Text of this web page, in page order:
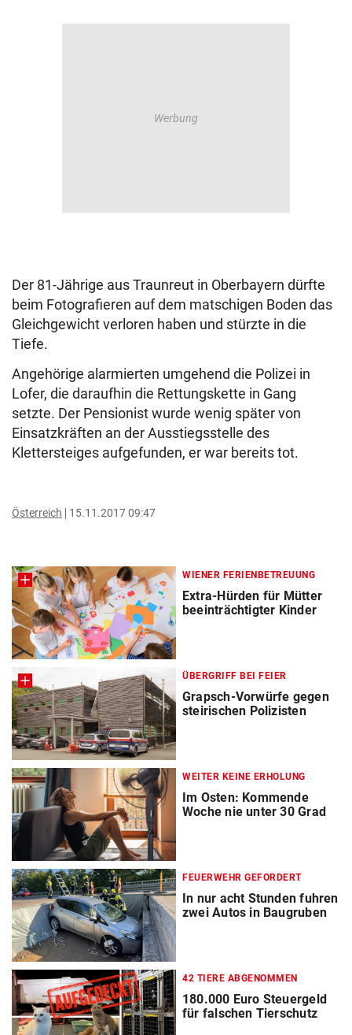
Der 81-Jährige aus Traunreut in Oberbayern dürfte
beim Fotografieren auf dem matschigen Boden das
Gleichgewicht verloren haben und stürzte in die
Tiefe.
Angehörige alarmierten umgehend die Polizei in
Lofer, die daraufhin die Rettungskette in Gang
setzte. Der Pensionist wurde wenig später von
Einsatzkräften an der Ausstiegsstelle des
Klettersteiges aufgefunden, er war bereits tot.
Österreich 15.11.2017 09:47
WIENER FERIENBETREUUNG
Extra-Hürden für Mütter
beeinträchtigter Kinder
ÜBERGRIFF BEI FEIER
Grapsch-Vorwürfe gegen
steirischen Polizisten
WEITER KEINE ERHOLUNG
Im Osten: Kommende
Woche nie unter 30 Grad
FEUERWEHR GEFORDERT
In nur acht Stunden fuhren
zwei Autos in Baugruben
42 TIERE ABGENOMMEN
180.000 Euro Steuergeld
für falschen Tierschutz